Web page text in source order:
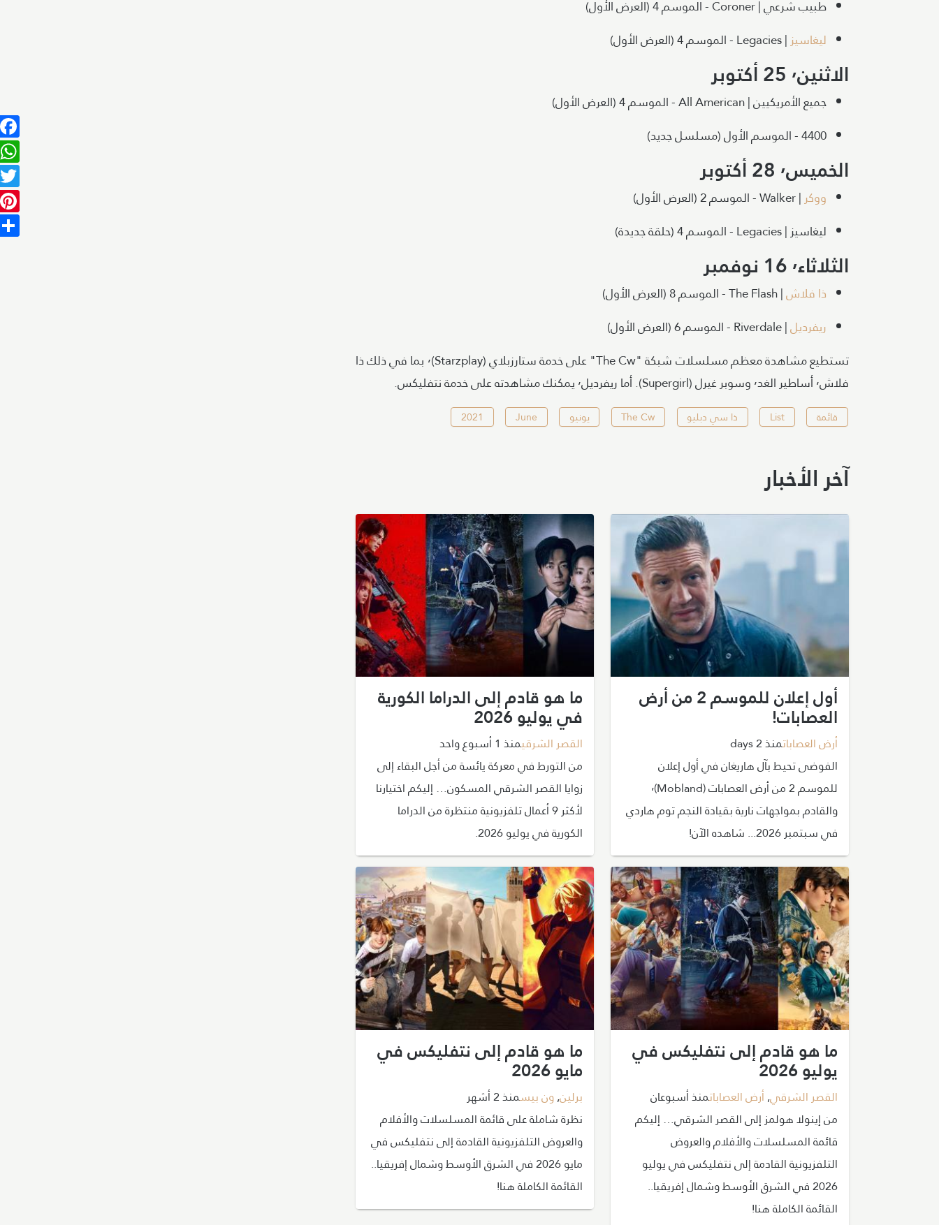
طبيب شرعي | Coroner - الموسم 4 (العرض الأول)
ليغاسيز| Legacies - الموسم 4 (العرض الأول)
الاثنين٬ 25 أكتوبر
جميع الأمريكيين | All American - الموسم 4 (العرض الأول)
4400 - الموسم الأول (مسلسل جديد)
الخميس٬ 28 أكتوبر
ووكر| Walker - الموسم 2 (العرض الأول)
ليغاسيز | Legacies - الموسم 4 (حلقة جديدة)
الثلاثاء٬ 16 نوفمبر
ذا فلاش| The Flash - الموسم 8 (العرض الأول)
ريفرديل| Riverdale - الموسم 6 (العرض الأول)
تستطيع مشاهدة معظم مسلسلات شبكة "The Cw" على خدمة ستارزبلاي (Starzplay)٬ بما في ذلك ذا
فلاش٬ أساطير الغد٬ وسوبر غيرل (Supergirl). أما ريفرديل٬ يمكنك مشاهدته على خدمة نتفليكس.
قائمة List ذا سي دبليو The Cw يونيو June
2021
آخر الأخبار
أول إعلان للموسم 2 من أرض
العصابات!
أرض العصاباتمنذ 2 days
الفوضى تحيط بآل هاريغان في أول إعلان
للموسم 2 من أرض العصابات (Mobland)٬
والقادم بمواجهات نارية بقيادة النجم توم هاردي
في سبتمبر 2026... شاهده الآن!
ما هو قادم إلى الدراما الكورية
في يوليو 2026
القصر الشرقيمنذ 1 أسبوع واحد
من التورط في معركة يائسة من أجل البقاء إلى
زوايا القصر الشرقي المسكون… إليكم اختيارنا
لأكثر 9 أعمال تلفزيونية منتظرة من الدراما
الكورية في يوليو 2026.
ما هو قادم إلى نتفليكس في
يوليو 2026
القصر الشرقي,أرض العصاباتمنذ أسبوعان
من إينولا هولمز إلى القصر الشرقي… إليكم
قائمة المسلسلات والأفلام والعروض
التلفزيونية القادمة إلى نتفليكس في يوليو
2026 في الشرق الأوسط وشمال إفريقيا..
القائمة الكاملة هنا!
ما هو قادم إلى نتفليكس في
مايو 2026
برلين,ون بيسمنذ 2 أشهر
نظرة شاملة على قائمة المسلسلات والأفلام
والعروض التلفزيونية القادمة إلى نتفليكس في
مايو 2026 في الشرق الأوسط وشمال إفريقيا..
القائمة الكاملة هنا!